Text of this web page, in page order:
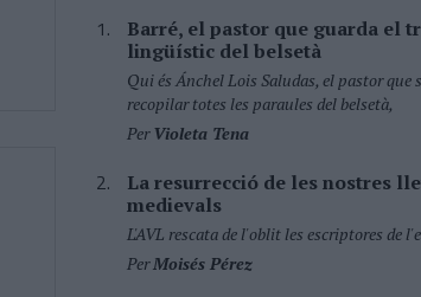
Barré, el pastor que guarda el
lingüístic del belsetà
Qui és Ánchel Lois Saludas, el pastor que
recopilar totes les paraules del belsetà,
PerVioleta Tena
La resurrecció de les nostres
medievals
L'AVL rescata de l'oblit les escriptores de
PerMoisés Pérez